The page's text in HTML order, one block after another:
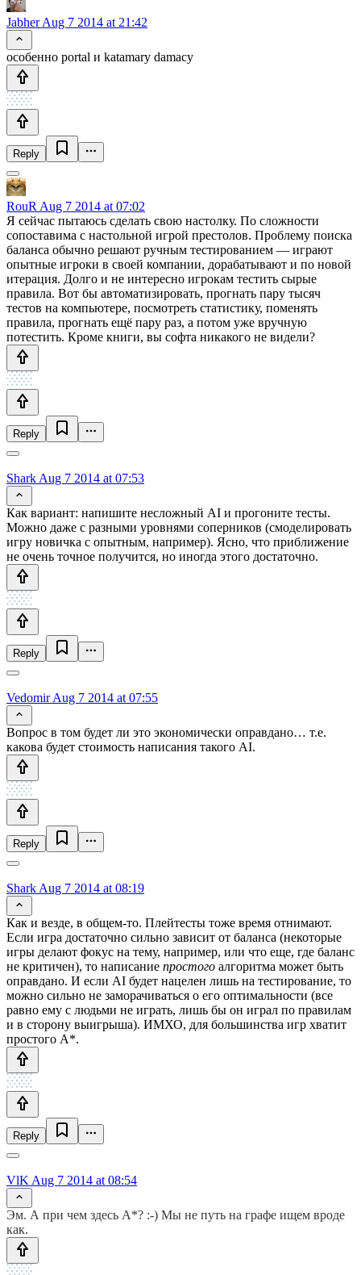
JabherAug 7 2014 at 21:42
особенно portal и katamary damacy
Reply
RouR Aug 7 2014 at 07:02
Я сейчас пытаюсь сделать свою настолку. По сложности
сопоставима с настольной игрой престолов. Проблему поиска
баланса обычно решают ручным тестированием — играют
опытные игроки в своей компании, дорабатывают и по новой
итерация. Долго и не интересно игрокам тестить сырые
правила. Вот бы автоматизировать, прогнать пару тысяч
тестов на компьютере, посмотреть статистику, поменять
правила, прогнать ещё пару раз, а потом уже вручную
потестить. Кроме книги, вы софта никакого не видели?
Reply
Shark Aug 7 2014 at 07:53
Как вариант: напишите несложный AI и прогоните тесты.
Можно даже с разными уровнями соперников (смоделировать
игру новичка с опытным, например). Ясно, что приближение
не очень точное получится, но иногда этого достаточно.
Reply
VedomirAug 7 2014 at 07:55
Вопрос в том будет ли это экономически оправдано… т.е.
какова будет стоимость написания такого AI.
Reply
Shark Aug 7 2014 at 08:19
Как и везде, в общем-то. Плейтесты тоже время отнимают.
Если игра достаточно сильно зависит от баланса (некоторые
игры делают фокус на тему, например, или что еще, где баланс
не критичен), то написание простого алгоритма может быть
оправдано. И если AI будет нацелен лишь на тестирование, то
можно сильно не заморачиваться о его оптимальности (все
равно ему с людьми не играть, лишь бы он играл по правилам
и в сторону выигрыша). ИМХО, для большинства игр хватит
простого A*.
Reply
VlK Aug 7 2014 at 08:54
Эм. А при чем здесь A*? :-) Мы не путь на графе ищем вроде
как.